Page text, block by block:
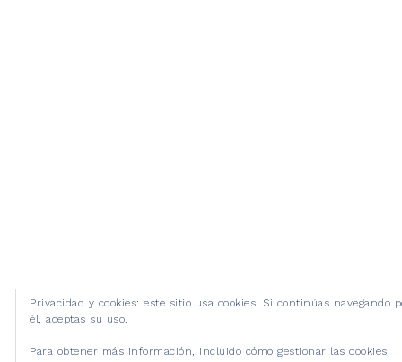
Privacidad y cookies: este sitio usa cookies. Si continúas navegando
él, aceptas su uso.
Para obtener más información, incluido cómo gestionar las cookies,